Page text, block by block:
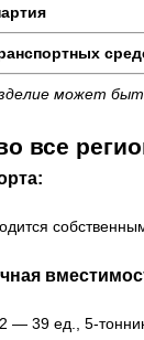
может
все
— 39 ед., 5-